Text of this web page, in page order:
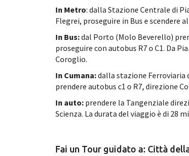
In Metro: dalla Stazione Centrale di
Flegrei, proseguire in Bus e scendere
In Bus:dal Porto (Molo Beverello)
proseguire con autobus R7 o C1. Da
Coroglio.
In Cumana:dalla stazione Ferroviaria
prendere autobus c1 o R7, direzione
In auto: prendere la Tangenziale
Scienza. La durata del viaggio è di 28
Fai un Tour guidato a: Città